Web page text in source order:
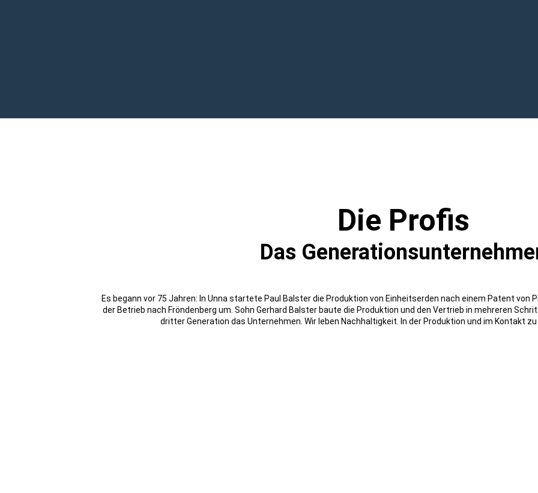
Die Profis
Das
Es begann vor 75 Jahren: In Unna startete Paul Balster die Produktion von Einheitserden nach einem Patent von
der Betrieb nach Fröndenberg um. Sohn Gerhard Balster baute die Produktion und den Vertrieb in mehreren
dritter Generation das Unternehmen. Wir leben Nachhaltigkeit. In der Produktion und im Kontakt